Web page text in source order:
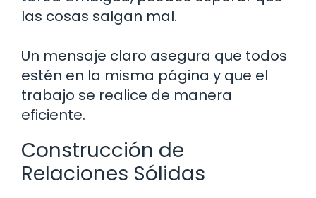
las cosas salgan mal.
Un mensaje claro asegura que todos
estén en la misma página y que el
trabajo se realice de manera
eficiente.
Construcción de
Relaciones Sólidas